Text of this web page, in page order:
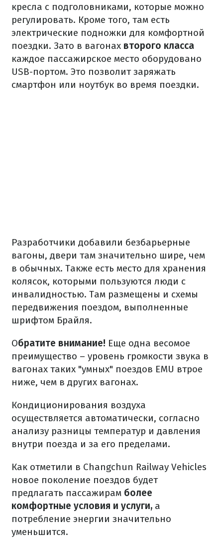
кресла с подголовниками, которые можно
регулировать. Кроме того, там есть
электрические подножки для комфортной
поездки. Зато в вагонах второго класса
каждое пассажирское место оборудовано
USB-портом. Это позволит заряжать
смартфон или ноутбук во время поездки.
Разработчики добавили безбарьерные
вагоны, двери там значительно шире, чем
в обычных. Также есть место для хранения
колясок, которыми пользуются люди с
инвалидностью. Там размещены и схемы
передвижения поездом, выполненные
шрифтом Брайля.
Обратите внимание! Еще одна весомое
преимущество – уровень громкости звука в
вагонах таких "умных" поездов EMU втрое
ниже, чем в других вагонах.
Кондиционирования воздуха
осуществляется автоматически, согласно
анализу разницы температур и давления
внутри поезда и за его пределами.
Как отметили в Changchun Railway Vehicles
новое поколение поездов будет
предлагать пассажирам более
комфортные условия и услуги, а
потребление энергии значительно
уменьшится.